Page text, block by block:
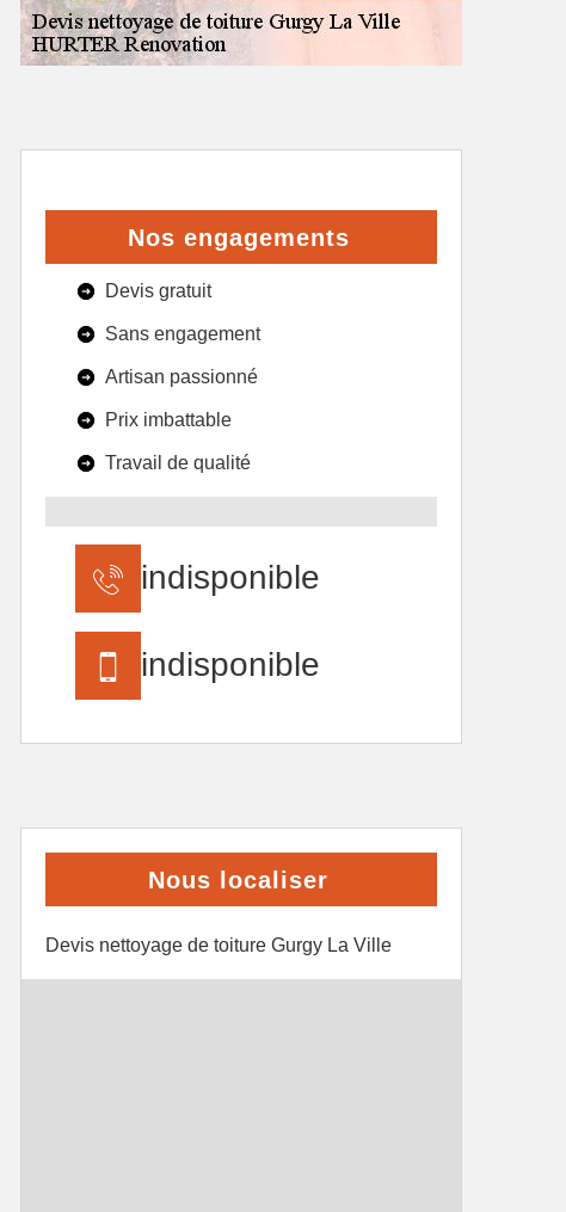
Nos engagements
Devis gratuit
Sans engagement
Artisan passionné
Prix imbattable
Travail de qualité
indisponible
indisponible
Nous localiser
Devis nettoyage de toiture Gurgy La Ville